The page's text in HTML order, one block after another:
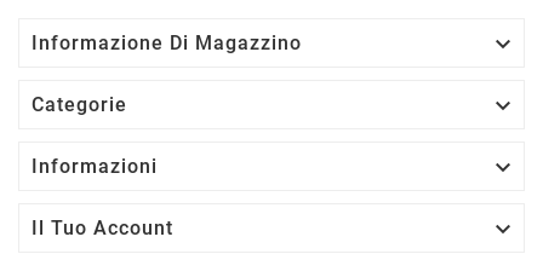
Informazione Di Magazzino 
Categorie 
Informazioni 
Il Tuo Account 